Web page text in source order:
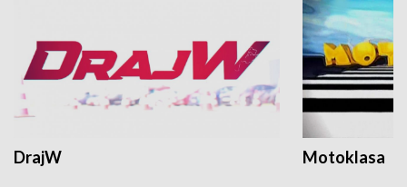
DrajW Motoklasa